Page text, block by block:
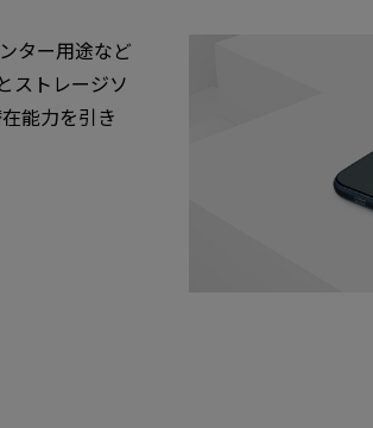
ター用途など
ストレージソ
能力を引き